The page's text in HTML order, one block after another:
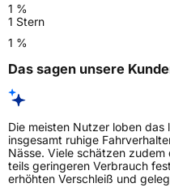
1 %
1 Stern
1 %
Das sagen unsere
Die meisten Nutzer loben das
insgesamt ruhige
Nässe. Viele schätzen
teils geringeren Verbrauch
erhöhten Verschleiß und